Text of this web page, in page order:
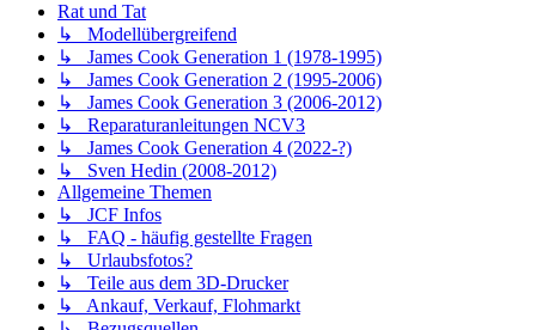
Rat und Tat
↳ Modellübergreifend
↳ James Cook Generation 1 (1978-1995)
↳ James Cook Generation 2 (1995-2006)
↳ James Cook Generation 3 (2006-2012)
↳ Reparaturanleitungen NCV3
↳ James Cook Generation 4 (2022-?)
↳ Sven Hedin (2008-2012)
Allgemeine Themen
↳ JCF Infos
↳ FAQ - häufig gestellte Fragen
↳ Urlaubsfotos?
↳ Teile aus dem 3D-Drucker
↳ Ankauf, Verkauf, Flohmarkt